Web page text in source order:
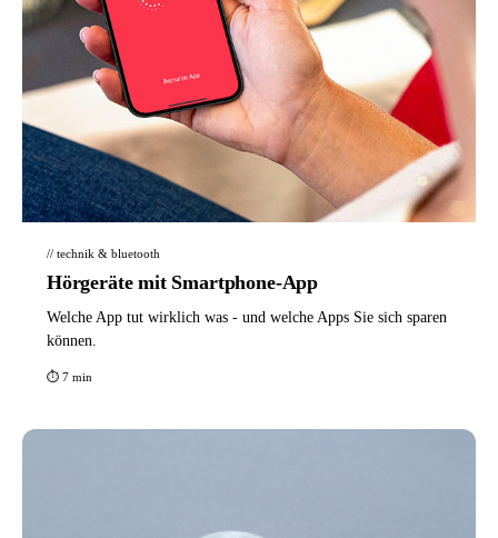
// technik & bluetooth
Hörgeräte mit Smartphone-App
Welche App tut wirklich was - und welche Apps Sie sich sparen
können.
⏱ 7 min